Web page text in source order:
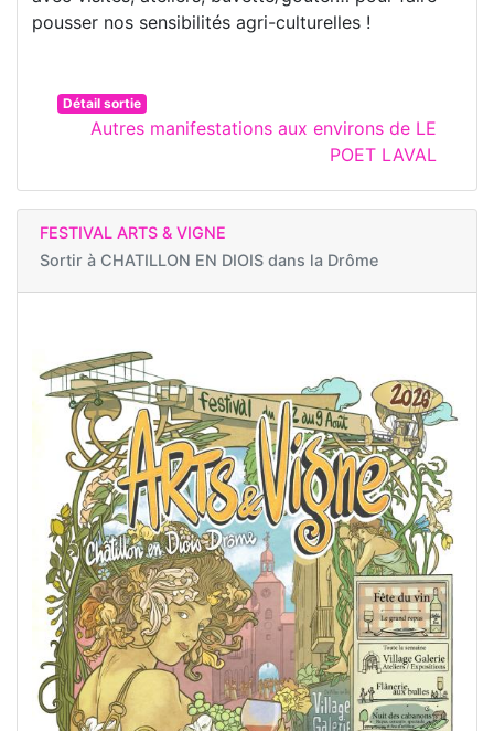
pousser nos sensibilités agri-culturelles !
Détail sortie
Autres manifestations aux environs de LE
POET LAVAL
FESTIVAL ARTS & VIGNE
Sortir à CHATILLON EN DIOIS dans la Drôme